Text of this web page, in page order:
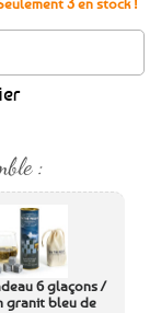
:
6 glaçons /
granit bleu de
BIO - 70cl